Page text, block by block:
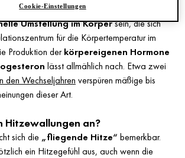
plötzlich auftretenden Hitzewallungen
Umstellung im Körpersein, die sich
für die Körpertemperatur im
Produktion derkörpereigenen Hormone
lässt allmählich nach. Etwa zwei
den Wechseljahren verspüren mäßige bis
dieser Art.
Hitzewallungen an?
sich die „fliegende Hitze“ bemerkbar.
ein Hitzegefühl aus, auch wenn die
Cookie-Einstellungen